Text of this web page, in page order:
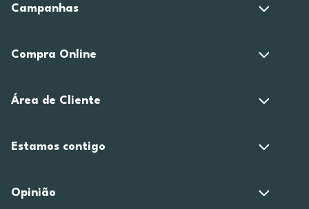
Campanhas
Compra Online
Área de Cliente
Estamos contigo
Opinião